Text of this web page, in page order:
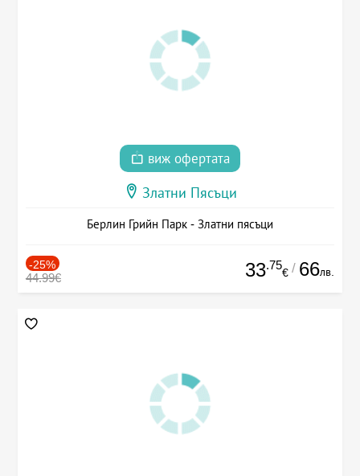
виж офертата
Златни Пясъци
Берлин Грийн Парк - Златни пясъци
-25%
44.99€ 33.75
€ / 66лв.